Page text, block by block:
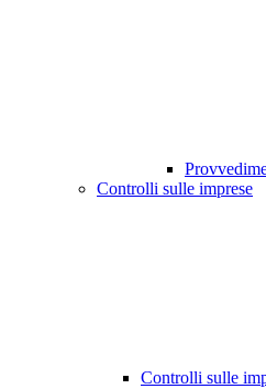
Controlli sulle imprese
Controlli sulle